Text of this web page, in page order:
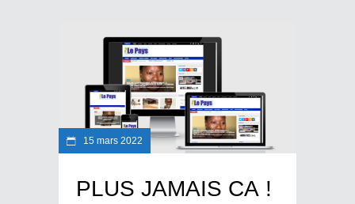
15 mars 2022
PLUS JAMAIS CA !